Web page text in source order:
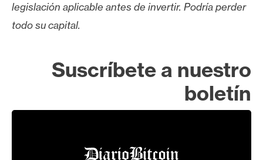
legislación aplicable antes de invertir. Podría perder
todo su capital.
Suscríbete a nuestro
boletín